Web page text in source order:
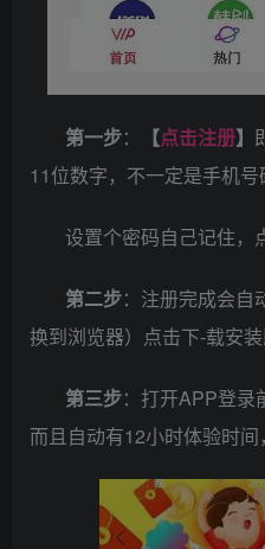
第一步： 【点击注册】
11位数字，不一定是手机号
设置个密码自己记住，
第二步：注册完成会自
换到浏览器）点击下-载安装
第三步：打开APP登录
而且自动有12小时体验时间